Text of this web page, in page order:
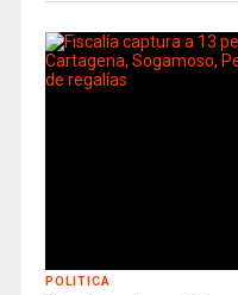
POLITICA